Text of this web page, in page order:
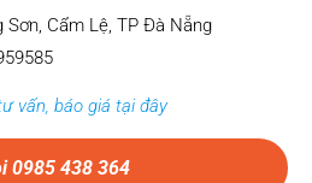
Cẩm Lệ, TP Đà Nẵng
vấn, báo giá tại đây
0985 438 364